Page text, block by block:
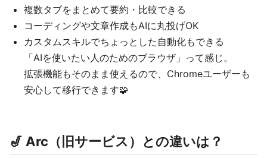
複数タブをまとめて要約・比較できる
コーディングや文章作成もAIに丸投げOK
カスタムスキルでちょっとした自動化もできる
「AIを使いたい人のためのブラウザ」って感じ。
拡張機能もそのまま使えるので、Chromeユーザーも
安心して移行できます🧩
🎷 Arc（旧サービス）との違いは？